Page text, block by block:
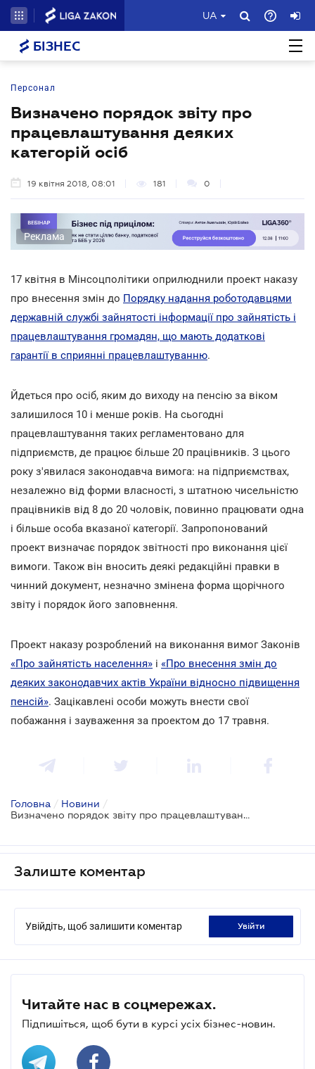
UA
БІЗНЕС
Персонал
Визначено порядок звіту про
працевлаштування деяких
категорій осіб
19 квітня 2018, 08:01 181 0
Реклама
17 квітня в Мінсоцполітики оприлюднили проект наказу
про внесення змін до Порядку надання роботодавцями
державній службі зайнятості інформації про зайнятість і
працевлаштування громадян, що мають додаткові
гарантії в сприянні працевлаштуванню.
Йдеться про осіб, яким до виходу на пенсію за віком
залишилося 10 і менше років. На сьогодні
працевлаштування таких регламентовано для
підприємств, де працює більше 20 працівників. З цього
року з'явилася законодавча вимога: на підприємствах,
незалежно від форми власності, з штатною чисельністю
працівників від 8 до 20 чоловік, повинно працювати одна
і більше особа вказаної категорії. Запропонований
проект визначає порядок звітності про виконання цієї
вимоги. Також він вносить деякі редакційні правки в
чинний документ, незначно змінена форма щорічного
звіту і порядок його заповнення.
Проект наказу розроблений на виконання вимог Законів
«Про зайнятість населення» і «Про внесення змін до
деяких законодавчих актів України відносно підвищення
пенсій». Зацікавлені особи можуть внести свої
побажання і зауваження за проектом до 17 травня.
Головна / Новини /
Визначено порядок звіту про працевлаштування деяких категорій осіб
Залиште коментар
Увійдіть, щоб залишити коментар увійти
Читайте нас в соцмережах.
Підпишіться, щоб бути в курсі усіх бізнес-новин.